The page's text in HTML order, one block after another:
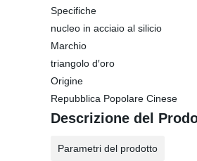
Specifiche
nucleo in acciaio al silicio
Marchio
triangolo d′oro
Origine
Repubblica Popolare Cinese
Descrizione del
Parametri del prodotto